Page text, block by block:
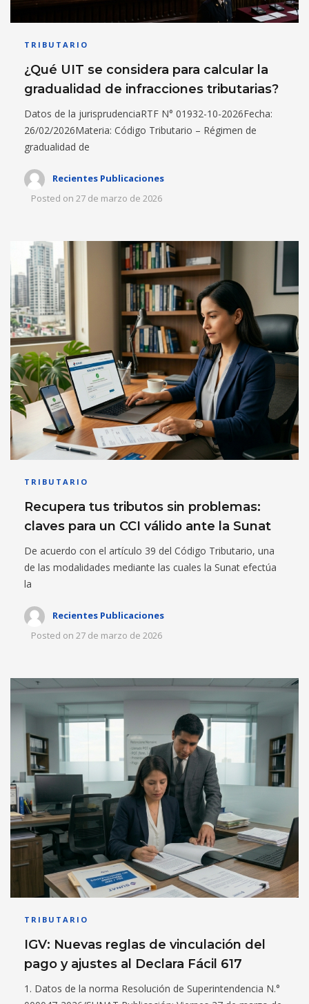
TRIBUTARIO
¿Qué UIT se considera para calcular la
gradualidad de infracciones tributarias?
Datos de la jurisprudenciaRTF N° 01932-10-2026Fecha:
26/02/2026Materia: Código Tributario – Régimen de
gradualidad de
Recientes Publicaciones
Posted on 27 de marzo de 2026
TRIBUTARIO
Recupera tus tributos sin problemas:
claves para un CCI válido ante la Sunat
De acuerdo con el artículo 39 del Código Tributario, una
de las modalidades mediante las cuales la Sunat efectúa
la
Recientes Publicaciones
Posted on 27 de marzo de 2026
TRIBUTARIO
IGV: Nuevas reglas de vinculación del
pago y ajustes al Declara Fácil 617
1. Datos de la norma Resolución de Superintendencia N.°